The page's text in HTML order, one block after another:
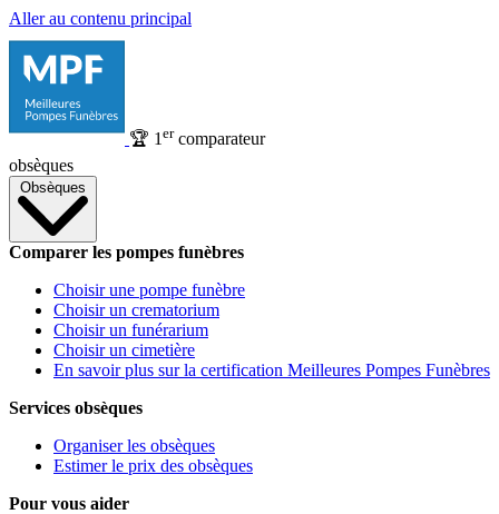
Aller au contenu principal
🏆 1 ercomparateur
obsèques
Obsèques
Comparer les pompes funèbres
Choisir une pompe funèbre
Choisir un crematorium
Choisir un funérarium
Choisir un cimetière
En savoir plus sur la certification Meilleures Pompes Funèbres
Services obsèques
Organiser les obsèques
Estimer le prix des obsèques
Pour vous aider